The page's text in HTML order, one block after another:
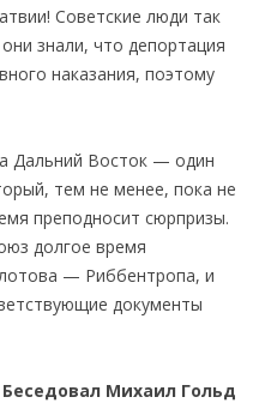
Советские люди так
знали, что депортация
наказания, поэтому
Дальний Восток — один
тем не менее, пока не
преподносит сюрпризы.
долгое время
— Риббентропа, и
документы
Беседовал Михаил Гольд